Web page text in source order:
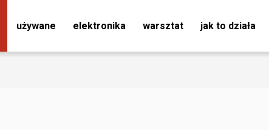
używane elektronika warsztat jak to działa